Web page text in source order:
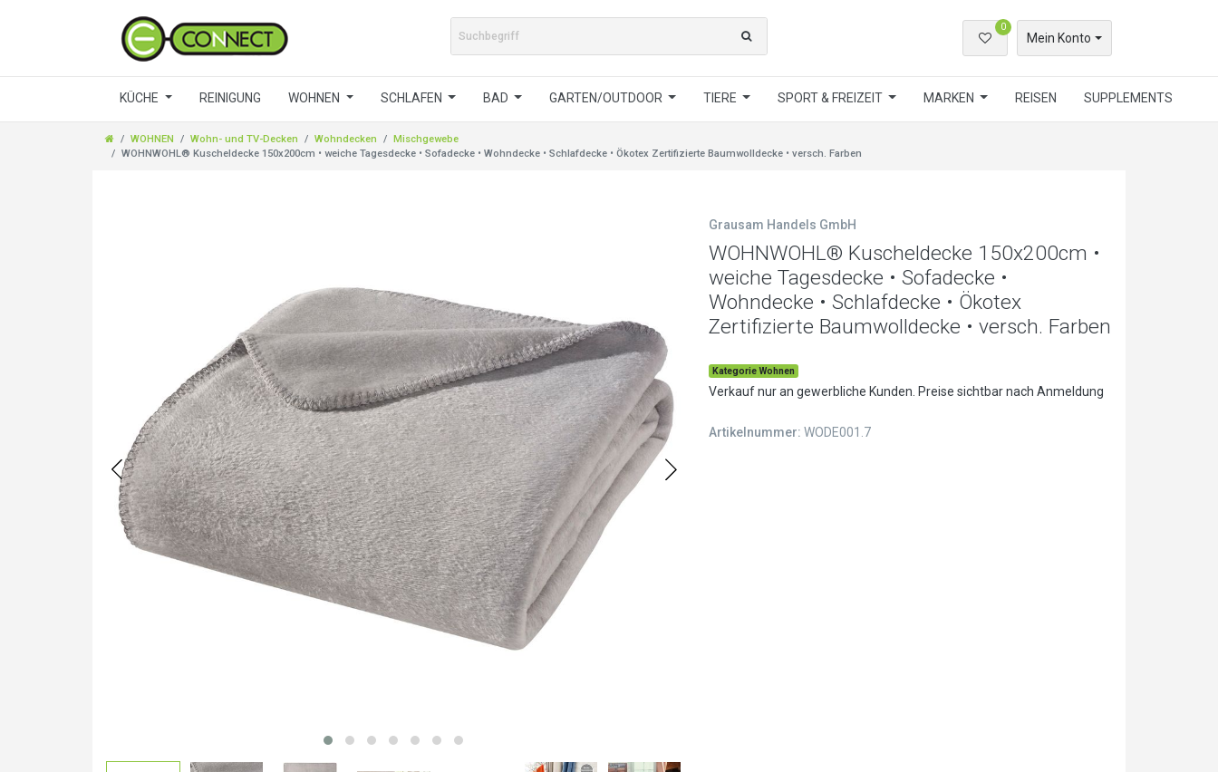
0
Mein Konto
KÜCHE REINIGUNG WOHNEN SCHLAFEN BAD GARTEN/OUTDOOR TIERE SPORT & FREIZEIT MARKEN REISEN SUPPLEMENTS
WOHNEN Wohn- und TV-Decken Wohndecken
Mischgewebe
WOHNWOHL® Kuscheldecke 150x200cm • weiche Tagesdecke • Sofadecke • Wohndecke • Schlafdecke • Ökotex Zertifizierte Baumwolldecke • versch. Farben
Grausam Handels GmbH
WOHNWOHL® Kuscheldecke 150x200cm •
weiche Tagesdecke • Sofadecke •
Wohndecke • Schlafdecke • Ökotex
Zertifizierte Baumwolldecke • versch. Farben
Kategorie Wohnen
Verkauf nur an gewerbliche Kunden. Preise sichtbar nach Anmeldung
Artikelnummer: WODE001.7